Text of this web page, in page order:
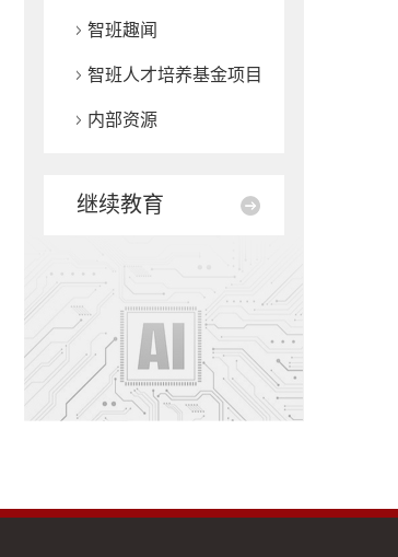
智班趣闻
智班人才培养基金项目
内部资源
继续教育